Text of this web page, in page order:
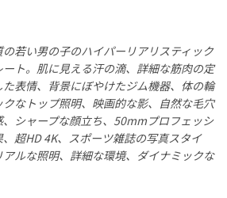
若い男の子のハイパーリアリスティック
ト。肌に見える汗の滴、詳細な筋肉の定
表情、背景にぼやけたジム機器、体の輪
なトップ照明、映画的な影、自然な毛穴
シャープな顔立ち、50mmプロフェッシ
超HD 4K、スポーツ雑誌の写真スタイ
ルな照明、詳細な環境、ダイナミックな